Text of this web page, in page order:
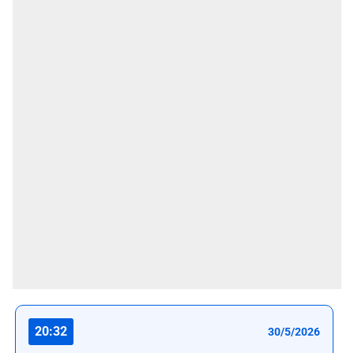
20:32 30/5/2026